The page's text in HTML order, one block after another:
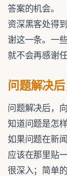
答案的机会。
资深黑客处得
谢这一条。一
就不会再感谢
问题解决
问题解决后，
知道问题是怎
如果问题在新
应该在那里贴
很深入；简单